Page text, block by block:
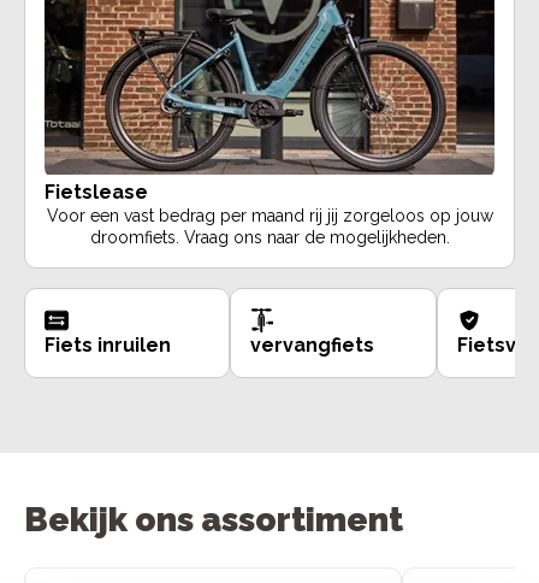
Fietslease
Voor een vast bedrag per maand rij jij zorgeloos op jouw
droomfiets. Vraag ons naar de mogelijkheden.
Fiets inruilen vervangfiets
Bekijk ons assortiment